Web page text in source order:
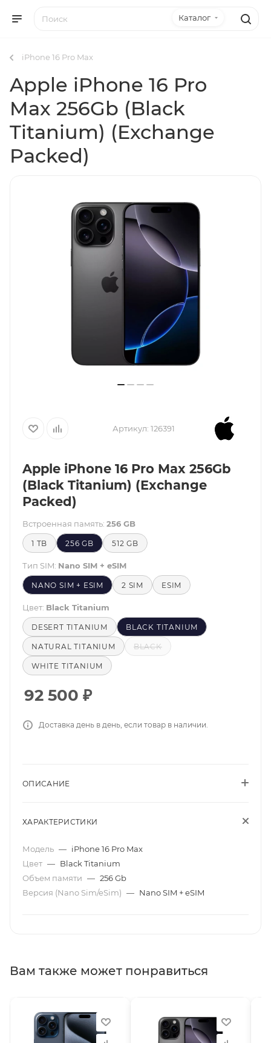
Каталог
iPhone 16 Pro Max
Apple iPhone 16 Pro
Max 256Gb (Black
Titanium) (Exchange
Packed)
Артикул: 126391
Apple iPhone 16 Pro Max 256Gb
(Black Titanium) (Exchange
Packed)
Встроенная память: 256 GB
1 TB 256 GB 512 GB
Тип SIM: Nano SIM + eSIM
NANO SIM + ESIM 2 SIM ESIM
Цвет: Black Titanium
DESERT TITANIUM BLACK TITANIUM
NATURAL TITANIUM BLACK
WHITE TITANIUM
92 500 ₽
Доставка день в день, если товар в наличии.
ОПИСАНИЕ
ХАРАКТЕРИСТИКИ
Модель — iPhone 16 Pro Max
Цвет — Black Titanium
Объем памяти — 256 Gb
Версия (Nano Sim/eSim) — Nano SIM + eSIM
Вам также может понравиться